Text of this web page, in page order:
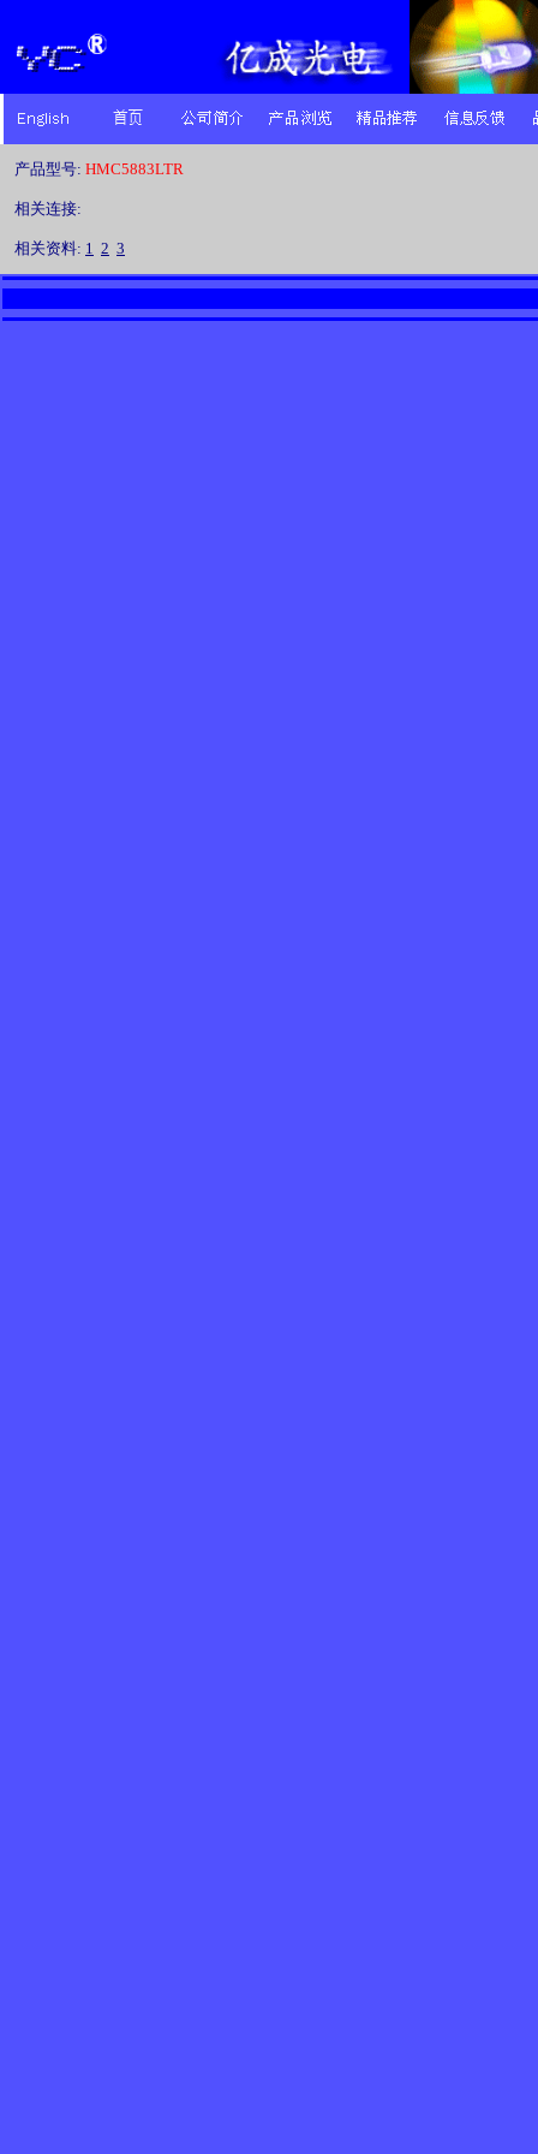
产品型号: HMC5883LTR
相关连接:
相关资料: 1 2 3